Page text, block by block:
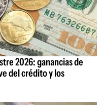
2026: ganancias de
del crédito y los